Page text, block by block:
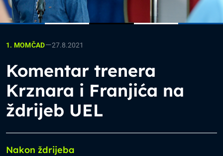
1. MOMČAD—27.8.2021
Komentar trenera
Krznara i Franjića na
ždrijeb UEL
Nakon ždrijeba